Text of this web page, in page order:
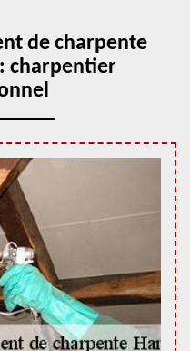
de charpente
charpentier